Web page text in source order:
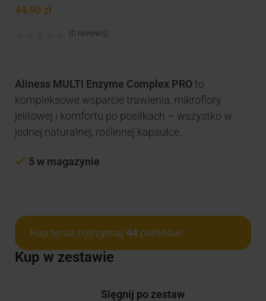
44,90 zł
(0 reviews)
Aliness MULTI Enzyme Complex PROto
kompleksowe wsparcie trawienia, mikroflory
jelitowej i komfortu po posiłkach – wszystko w
jednej naturalnej, roślinnej kapsułce.
5 w magazynie
Kup teraz i otrzymaj 44 punktów!
Kup w zestawie
Sięgnij po zestaw